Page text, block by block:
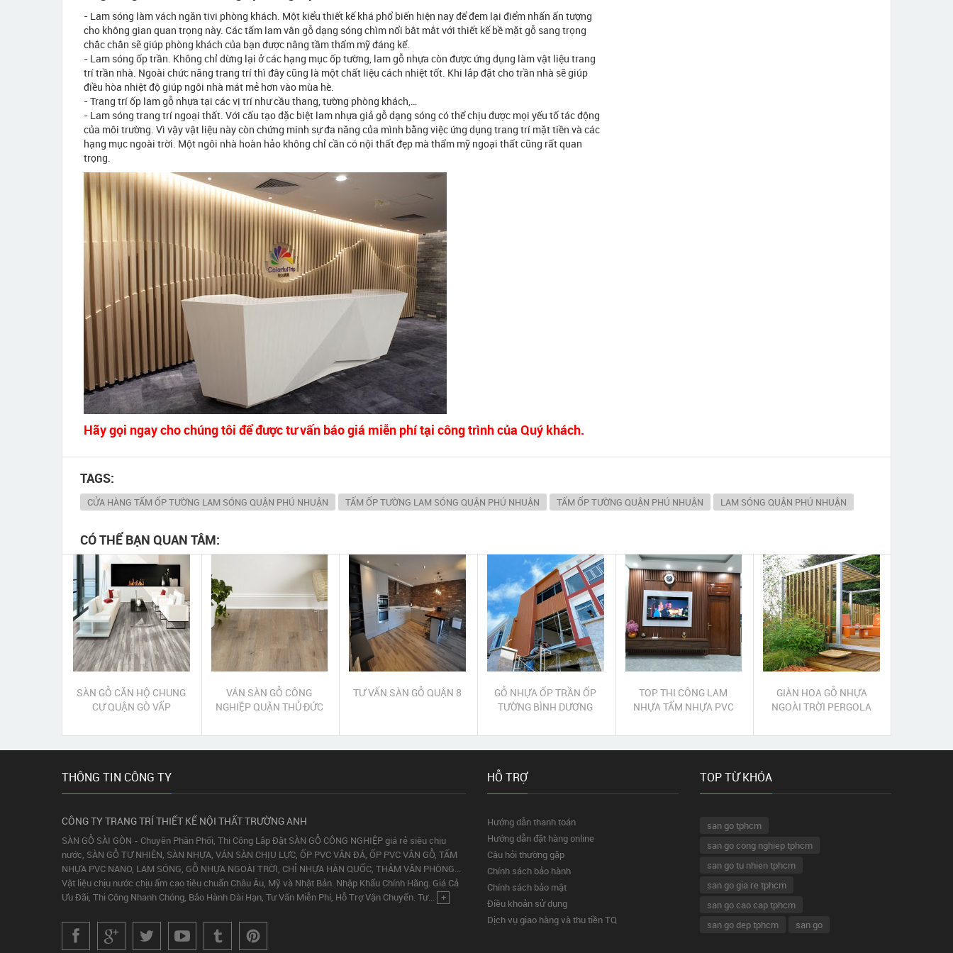
- Lam sóng làm vách ngăn tivi phòng khách. Một kiểu thiết kế khá phổ biến hiện nay để đem lại điểm nhấn ấn tượng
cho không gian quan trọng này. Các tấm lam vân gỗ dạng sóng chìm nổi bắt mắt với thiết kế bề mặt gỗ sang trọng
chắc chắn sẽ giúp phòng khách của bạn được nâng tầm thẩm mỹ đáng kể.
- Lam sóng ốp trần. Không chỉ dừng lại ở các hạng mục ốp tường, lam gỗ nhựa còn được ứng dụng làm vật liệu trang
trí trần nhà. Ngoài chức năng trang trí thì đây cũng là một chất liệu cách nhiệt tốt. Khi lắp đặt cho trần nhà sẽ giúp
điều hòa nhiệt độ giúp ngôi nhà mát mẻ hơn vào mùa hè.
- Trang trí ốp lam gỗ nhựa tại các vị trí như cầu thang, tường phòng khách,…
- Lam sóng trang trí ngoại thất. Với cấu tạo đặc biệt lam nhựa giả gỗ dạng sóng có thể chịu được mọi yếu tố tác động
của môi trường. Vì vậy vật liệu này còn chứng minh sự đa năng của mình bằng việc ứng dụng trang trí mặt tiền và các
hạng mục ngoài trời. Một ngôi nhà hoàn hảo không chỉ cần có nội thất đẹp mà thẩm mỹ ngoại thất cũng rất quan
trọng.
Hãy gọi ngay cho chúng tôi để được tư vấn báo giá miễn phí tại công trình của Quý khách.
TAGS:
CỬA HÀNG TẤM ỐP TƯỜNG LAM SÓNG QUẬN PHÚ NHUẬN TẤM ỐP TƯỜNG LAM SÓNG QUẬN PHÚ NHUẬN TẤM ỐP TƯỜNG QUẬN PHÚ NHUẬN LAM SÓNG QUẬN PHÚ NHUẬN
CÓ THỂ BẠN QUAN TÂM:
SÀN GỖ CĂN HỘ CHUNG
CƯ QUẬN GÒ VẤP
VÁN SÀN GỖ CÔNG
NGHIỆP QUẬN THỦ ĐỨC
TƯ VẤN SÀN GỖ QUẬN 8
GỖ NHỰA ỐP TRẦN ỐP
TƯỜNG BÌNH DƯƠNG
TOP THI CÔNG LAM
NHỰA TẤM NHỰA PVC
GIÀN HOA GỖ NHỰA
NGOÀI TRỜI PERGOLA
THÔNG TIN CÔNG TY
CÔNG TY TRANG TRÍ THIẾT KẾ NỘI THẤT TRƯỜNG ANH
SÀN GỖ SÀI GÒN - Chuyên Phân Phối, Thi Công Lắp Đặt SÀN GỖ CÔNG NGHIỆP giá rẻ siêu chịu
nước, SÀN GỖ TỰ NHIÊN, SÀN NHỰA, VÁN SÀN CHỊU LỰC, ỐP PVC VÂN ĐÁ, ỐP PVC VÂN GỖ, TẤM
NHỰA PVC NANO, LAM SÓNG, GỖ NHỰA NGOÀI TRỜI, CHỈ NHỰA HÀN QUỐC, THẢM VĂN PHÒNG...
Vật liệu chịu nước chịu ẩm cao tiêu chuẩn Châu Âu, Mỹ và Nhật Bản. Nhập Khẩu Chính Hãng. Giá Cả
Ưu Đãi, Thi Công Nhanh Chóng, Bảo Hành Dài Hạn, Tư Vấn Miễn Phí, Hỗ Trợ Vận Chuyển. Tư... +
HỖ TRỢ
Hướng dẫn thanh toán
Hướng dẫn đặt hàng online
Câu hỏi thường gặp
Chính sách bảo hành
Chính sách bảo mật
Điều khoản sử dụng
Dịch vụ giao hàng và thu tiền TQ
TOP TỪ KHÓA
san go tphcm
san go cong nghiep tphcm
san go tu nhien tphcm
san go gia re tphcm
san go cao cap tphcm
san go dep tphcm
san go